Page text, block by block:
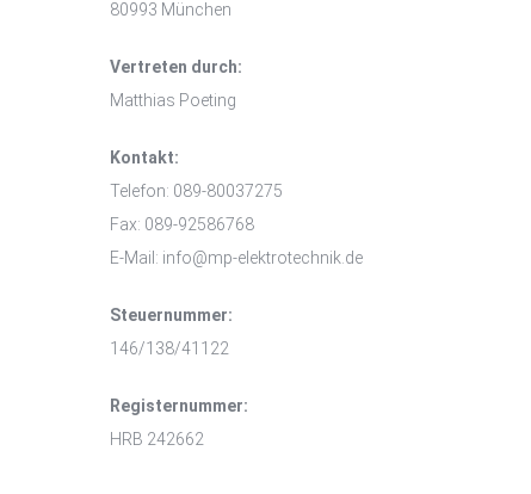
80993 München
Vertreten durch:
Matthias Poeting
Kontakt:
Telefon: 089-80037275
Fax: 089-92586768
E-Mail: info@mp-elektrotechnik.de
Steuernummer:
146/138/41122
Registernummer:
HRB 242662